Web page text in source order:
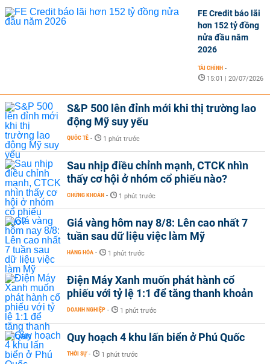
FE Credit báo lãi
hơn 152 tỷ đồng
nửa đầu năm
2026
TÀI CHÍNH -
15:01 | 20/07/2026
S&P 500 lên đỉnh mới khi thị trường lao
động Mỹ suy yếu
QUỐC TẾ - 1 phút trước
Sau nhịp điều chỉnh mạnh, CTCK nhìn
thấy cơ hội ở nhóm cổ phiếu nào?
CHỨNG KHOÁN - 1 phút trước
Giá vàng hôm nay 8/8: Lên cao nhất 7
tuần sau dữ liệu việc làm Mỹ
HÀNG HÓA - 1 phút trước
Điện Máy Xanh muốn phát hành cổ
phiếu với tỷ lệ 1:1 để tăng thanh khoản
DOANH NGHIỆP - 1 phút trước
Quy hoạch 4 khu lấn biển ở Phú Quốc
THỜI SỰ - 1 phút trước